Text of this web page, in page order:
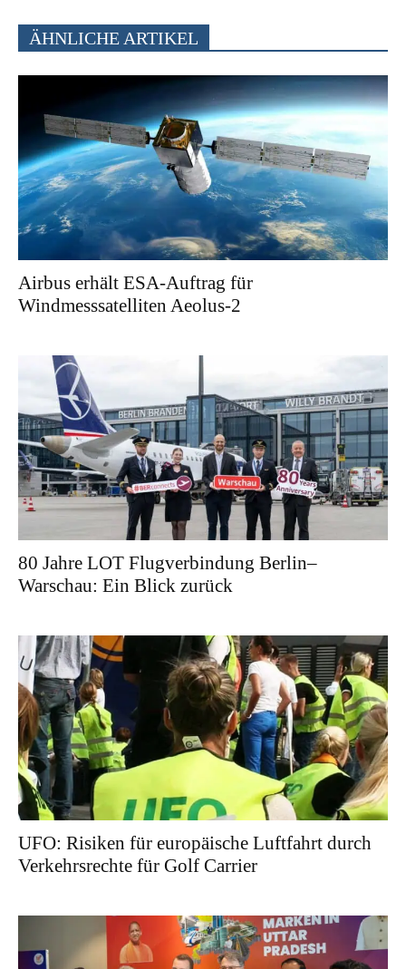
ÄHNLICHE ARTIKEL
Airbus erhält ESA-Auftrag für
Windmesssatelliten Aeolus-2
80 Jahre LOT Flugverbindung Berlin–
Warschau: Ein Blick zurück
UFO: Risiken für europäische Luftfahrt durch
Verkehrsrechte für Golf Carrier